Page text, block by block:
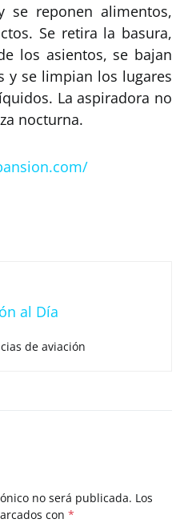
se reponen alimentos,
Se retira la basura,
los asientos, se bajan
y se limpian los lugares
La aspiradora no
nocturna.
al Día
de aviación
no será publicada. Los
con *